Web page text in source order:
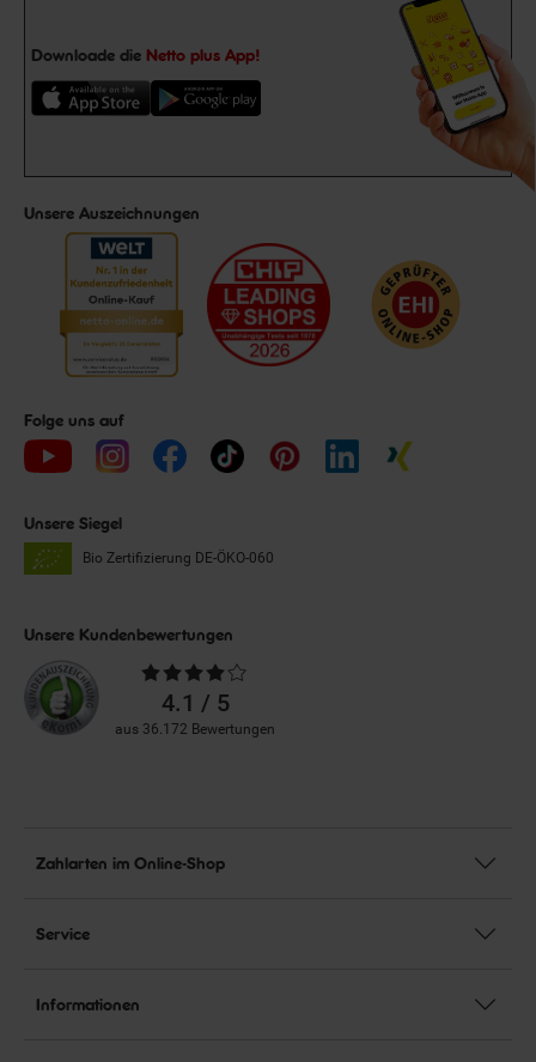
Downloade die Netto plus App!
Unsere Auszeichnungen
Folge uns auf
Unsere Siegel
Bio Zertifizierung DE-ÖKO-060
Unsere Kundenbewertungen
Durchschnittliche
Bewertungen4.1 / 5
aus 36.172 Bewertungen
Zahlarten im Online-Shop
Service
Informationen